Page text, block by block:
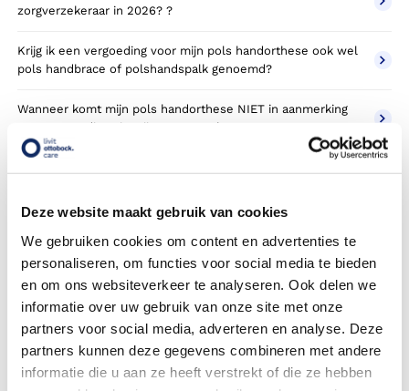
Deze website maakt gebruik van cookies
We gebruiken cookies om content en advertenties te
personaliseren, om functies voor social media te bieden
en om ons websiteverkeer te analyseren. Ook delen we
informatie over uw gebruik van onze site met onze
partners voor social media, adverteren en analyse. Deze
partners kunnen deze gegevens combineren met andere
informatie die u aan ze heeft verstrekt of die ze hebben
zorgverzekeraar in 2026? ?
Krijg ik een vergoeding voor mijn pols handorthese ook wel
pols handbrace of polshandspalk genoemd?
Wanneer komt mijn pols handorthese NIET in aanmerking
voor vergoeding via mijn zorgverzekeraar?
aanvullende verzekering?
Is de pols handorthese individueel vervaardigd of
verkrijgbaar in confectie standaard uitvoeringen?
Is de pols handorthese mijn eigendom?